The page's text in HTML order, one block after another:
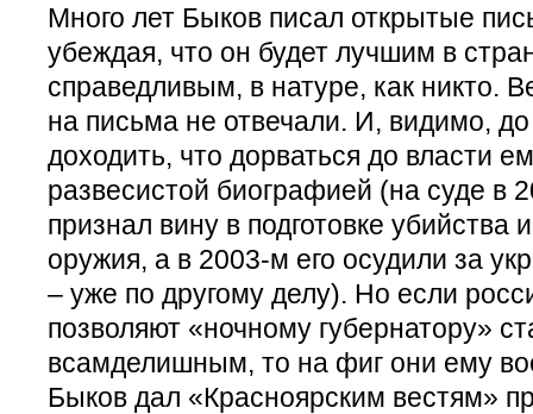
Много лет Быков писал открытые
убеждая, что он будет лучшим в
справедливым, в натуре, как никто.
на письма не отвечали. И, видимо, до
доходить, что дорваться до власти
развесистой биографией (на суде в
признал вину в подготовке убийства
оружия, а в 2003-м его осудили за
– уже по другому делу). Но если
позволяют «ночному губернатору»
всамделишным, то на фиг они ему
Быков дал «Красноярским вестям»